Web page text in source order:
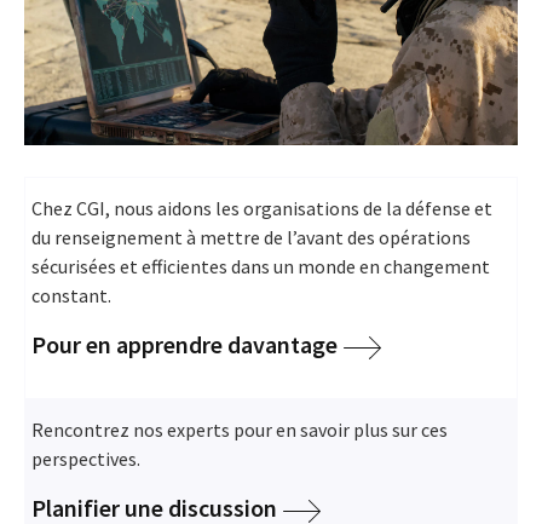
Chez CGI, nous aidons les organisations de la défense et
du renseignement à mettre de l’avant des opérations
sécurisées et efficientes dans un monde en changement
constant.
Pour en apprendre davantage
Rencontrez nos experts pour en savoir plus sur ces
perspectives.
Planifier une discussion